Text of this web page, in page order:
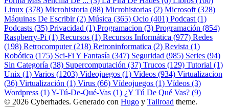
Linux (378) Microhistoria (88) Microhistorias (2) Microsoft (328)
Máquinas De Escribir (2) Música (365) Ocio (401) Podcast (1)
Podcasts (35) Privacidad (1) Programacion (3) Programación (854)
Raspberry-Pi (1) Recursos (1) Recursos Informática (977) Redes
(198) Retrocomputer (218) Retroninformatica (2) Revista (1)
Robótica (175) Sci-Fi Y Fantasía (347) Seguridad (985) Series (94)
Sin Categoría (38) Supercomputación (37) Trucos (129) Tutorial (1)
Unix (1) Varios (1203) Videojuegos (1) Videos (934) Virtualizacion
(36) Virtualización (1) Virus (66) Vídeojuegos (1) Vídeos (3)
Wordpress (1)Y-Tú-De-Qué-Vas (1) ¿Y Tú De Qué Vas? (9)
© 2026 Cyberhades. Generado con Hugo y Tailroad theme.